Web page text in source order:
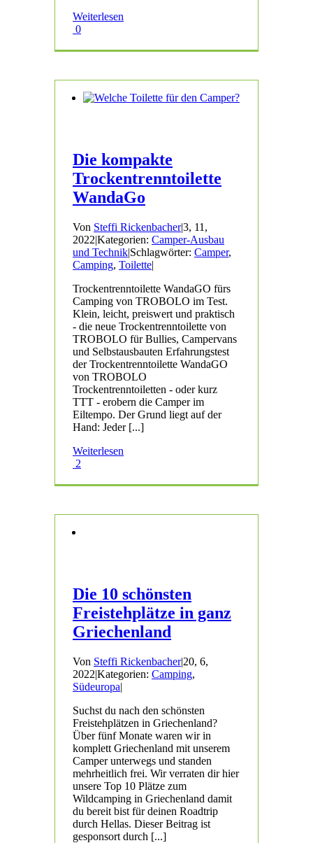
Weiterlesen
0
Die kompakte
Trockentrenntoilette
WandaGo
Von Steffi Rickenbacher|3, 11,
2022|Kategorien: Camper-Ausbau
und Technik|Schlagwörter: Camper,
Camping, Toilette|
Trockentrenntoilette WandaGO fürs
Camping von TROBOLO im Test.
Klein, leicht, preiswert und praktisch
- die neue Trockentrenntoilette von
TROBOLO für Bullies, Campervans
und Selbstausbauten Erfahrungstest
der Trockentrenntoilette WandaGO
von TROBOLO
Trockentrenntoiletten - oder kurz
TTT - erobern die Camper im
Eiltempo. Der Grund liegt auf der
Hand: Jeder [...]
Weiterlesen
2
Die 10 schönsten
Freistehplätze in ganz
Griechenland
Von Steffi Rickenbacher|20, 6,
2022|Kategorien: Camping,
Südeuropa|
Suchst du nach den schönsten
Freistehplätzen in Griechenland?
Über fünf Monate waren wir in
komplett Griechenland mit unserem
Camper unterwegs und standen
mehrheitlich frei. Wir verraten dir hier
unsere Top 10 Plätze zum
Wildcamping in Griechenland damit
du bereit bist für deinen Roadtrip
durch Hellas. Dieser Beitrag ist
gesponsort durch [...]